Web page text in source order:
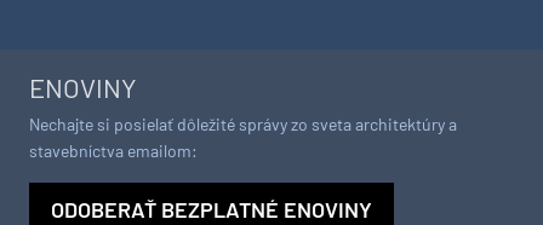
ENOVINY
Nechajte si posielať dôležité správy zo sveta architektúry a
stavebníctva emailom:
ODOBERAŤ BEZPLATNÉ ENOVINY